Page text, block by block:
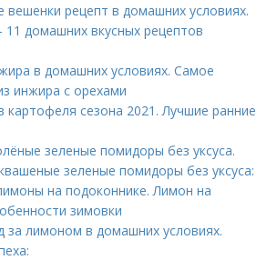
рецепт в домашних условиях.
11 домашних вкусных рецептов
в домашних условиях. Самое
инжира с орехами
сезона 2021. Лучшие ранние
зеленые помидоры без уксуса.
зеленые помидоры без уксуса:
на подоконнике. Лимон на
зимовки
за лимоном в домашних условиях.